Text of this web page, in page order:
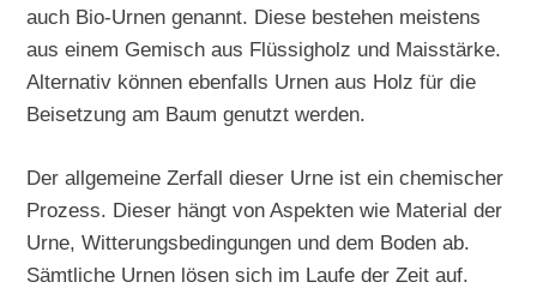
auch Bio-Urnen genannt. Diese bestehen meistens
aus einem Gemisch aus Flüssigholz und Maisstärke.
Alternativ können ebenfalls Urnen aus Holz für die
Beisetzung am Baum genutzt werden.
Der allgemeine Zerfall dieser Urne ist ein chemischer
Prozess. Dieser hängt von Aspekten wie Material der
Urne, Witterungsbedingungen und dem Boden ab.
Sämtliche Urnen lösen sich im Laufe der Zeit auf.